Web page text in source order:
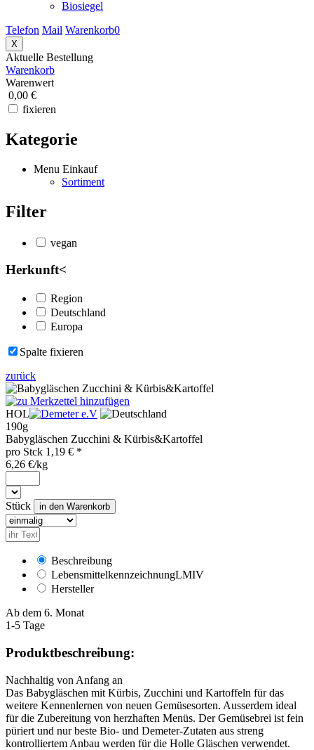
Biosiegel
Telefon Mail Warenkorb0
X
Aktuelle Bestellung
Warenkorb
Warenwert
0,00 €
fixieren
Kategorie
Menu Einkauf
Sortiment
Filter
vegan
Herkunft<
Region
Deutschland
Europa
Spalte fixieren
zurück
HOL
190g
Babygläschen Zucchini & Kürbis&Kartoffel
pro Stck 1,19 € *
6,26 €/kg
Stück
Beschreibung
LebensmittelkennzeichnungLMIV
Hersteller
Ab dem 6. Monat
1-5 Tage
Produktbeschreibung:
Nachhaltig von Anfang an
Das Babygläschen mit Kürbis, Zucchini und Kartoffeln für das
weitere Kennenlernen von neuen Gemüsesorten. Ausserdem ideal
für die Zubereitung von herzhaften Menüs. Der Gemüsebrei ist fein
püriert und nur beste Bio- und Demeter-Zutaten aus streng
kontrolliertem Anbau werden für die Holle Gläschen verwendet.